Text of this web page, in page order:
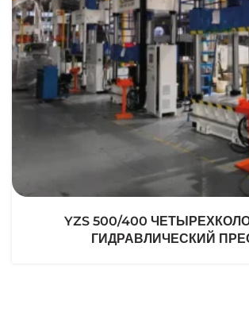
YZS 500/400
ГИДРАВЛИЧЕСКИЙ